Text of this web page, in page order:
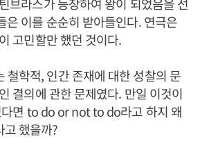
은 이를 순순히 받아들인다. 연극은
고민할만 했던 것이다.
학적, 인간 존재에 대한 성찰의 문
결의에 관한 문제였다. 만일 이것이
면 to do or not to do라고 하지 왜
했을까?